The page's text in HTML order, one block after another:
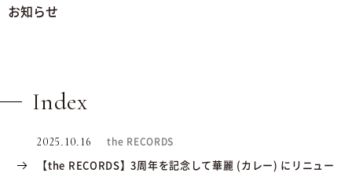
お知らせ
Index
2025.10.16 the RECORDS
【the RECORDS】3周年を記念して華麗 (カレー) にリニュー